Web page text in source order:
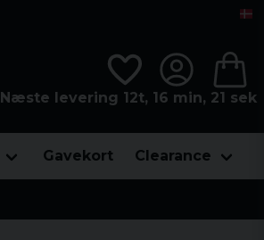
Næste levering 12t, 16 min, 20 sek
Gavekort Clearance